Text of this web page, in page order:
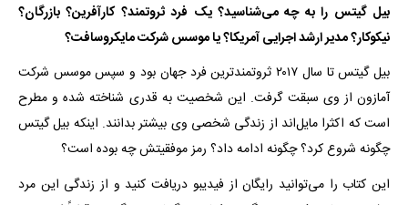
بیل گیتس را به چه می‌شناسید؟ یک فرد ثروتمند؟ کارآفرین؟ بازرگان؟
نیکوکار؟ مدیر ارشد اجرایی آمریکا؟ یا موسس شرکت مایکروسافت؟
بیل گیتس تا سال ۲۰۱۷ ثروتمندترین فرد جهان بود و سپس موسس شرکت
آمازون از وی سبقت گرفت. این شخصیت به قدری شناخته شده و مطرح
است که اکثرا مایل‌اند از زندگی شخصی وی بیشتر بدانند. اینکه بیل گیتس
چگونه شروع کرد؟ چگونه ادامه داد؟ رمز موفقیتش چه بوده است؟
این کتاب را می‌توانید رایگان از فیدیبو دریافت کنید و از زندگی این مرد